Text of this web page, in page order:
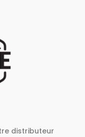
distributeur